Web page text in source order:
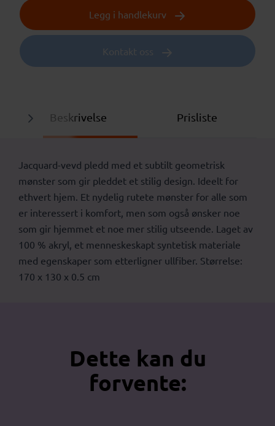
Legg i handlekurv
Kontakt oss
Beskrivelse Prisliste
Jacquard-vevd pledd med et subtilt geometrisk
mønster som gir pleddet et stilig design. Ideelt for
ethvert hjem. Et nydelig rutete mønster for alle som
er interessert i komfort, men som også ønsker noe
som gir hjemmet et noe mer stilig utseende. Laget av
100 % akryl, et menneskeskapt syntetisk materiale
med egenskaper som etterligner ullfiber. Størrelse:
170 x 130 x 0.5 cm
Dette kan du
forvente: